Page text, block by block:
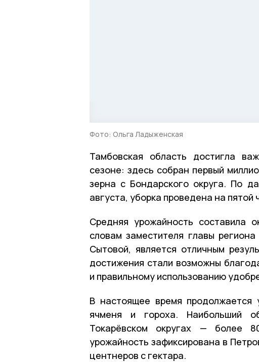
Фото: Ольга Ладыженская
Тамбовская область достигла
сезоне: здесь собран первый
зерна с Бондарского округа. По
августа, уборка проведена на
Средняя урожайность составила
словам заместителя главы
Сытовой, является отличным
достижения стали возможны
и правильному использованию
В настоящее время
ячменя и гороха. Наибольший
Токарёвском округах — более
урожайность зафиксирована в
центнеров с гектара.